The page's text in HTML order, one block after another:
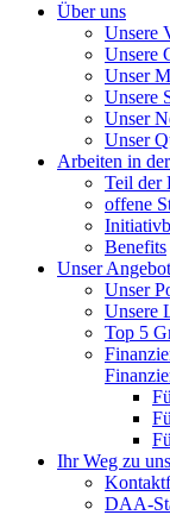
Über uns
Unsere
Unsere
Unser
Unsere
Unser
Unser
Arbeiten in
Teil der
offene
Benefits
Unser
Unser
Unsere
Top 5
Ihr Weg zu uns
DAA-